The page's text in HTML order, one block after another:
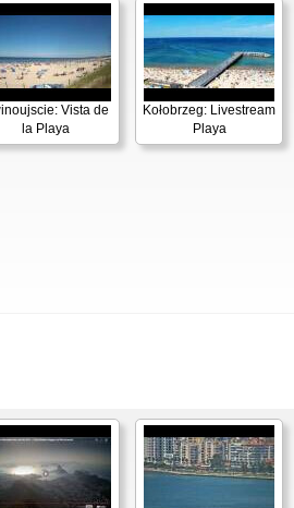
Vista de
la Playa
Kołobrzeg: Livestream
Playa